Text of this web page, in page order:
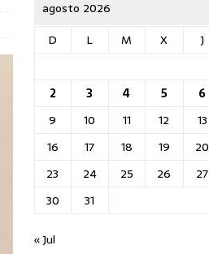
agosto 2026
D
L M X J
2
3 4 5 6
9
10 11 12 13
16
17 18 19 20
23
24 25 26 27
30
31
« Jul